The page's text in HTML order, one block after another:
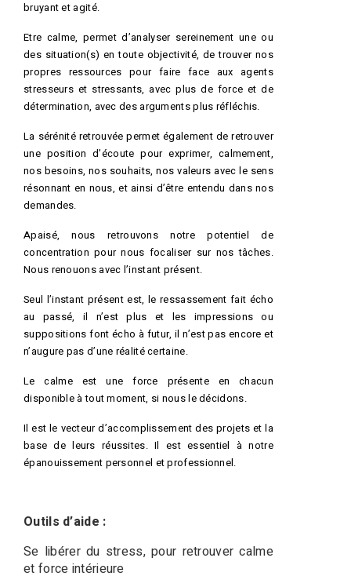
bruyant et agité.
Etre calme, permet d’analyser sereinement une ou
des situation(s) en toute objectivité, de trouver nos
propres ressources pour faire face aux agents
stresseurs et stressants, avec plus de force et de
détermination, avec des arguments plus réfléchis.
La sérénité retrouvée permet également de retrouver
une position d’écoute pour exprimer, calmement,
nos besoins, nos souhaits, nos valeurs avec le sens
résonnant en nous, et ainsi d’être entendu dans nos
demandes.
Apaisé, nous retrouvons notre potentiel de
concentration pour nous focaliser sur nos tâches.
Nous renouons avec l’instant présent.
Seul l’instant présent est, le ressassement fait écho
au passé, il n’est plus et les impressions ou
suppositions font écho à futur, il n’est pas encore et
n’augure pas d’une réalité certaine.
Le calme est une force présente en chacun
disponible à tout moment, si nous le décidons.
Il est le vecteur d’accomplissement des projets et la
base de leurs réussites. Il est essentiel à notre
épanouissement personnel et professionnel.
Outils d’aide :
Se libérer du stress, pour retrouver calme
et force intérieure